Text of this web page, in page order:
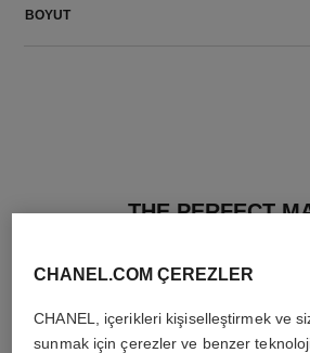
BOYUT
THE PERFECT
CHANEL.COM ÇEREZLER
CHANEL, içerikleri kişiselleştirmek ve
sunmak için çerezler ve benzer